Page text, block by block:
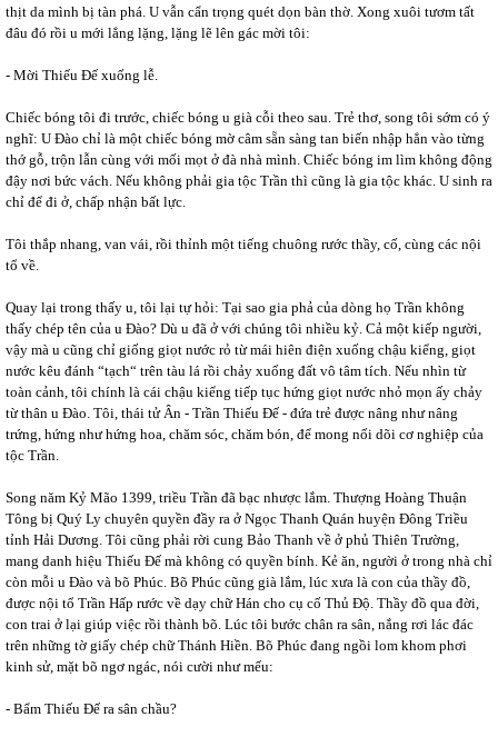
thịt da mình bị tàn phá. U vẫn cẩn trọng quét dọn bàn thờ. Xong xuôi tươm tất
đâu đó rồi u mới lẳng lặng, lặng lẽ lên gác mời tôi:
- Mời Thiếu Đế xuống lễ.
Chiếc bóng tôi đi trước, chiếc bóng u già cỗi theo sau. Trẻ thơ, song tôi sớm có ý
nghĩ: U Đào chỉ là một chiếc bóng mờ câm sẵn sàng tan biến nhập hẳn vào từng
thớ gỗ, trộn lẫn cùng với mối mọt ở đà nhà mình. Chiếc bóng im lìm không động
đậy nơi bức vách. Nếu không phải gia tộc Trần thì cũng là gia tộc khác. U sinh ra
chỉ để đi ở, chấp nhận bất lực.
Tôi thắp nhang, van vái, rồi thỉnh một tiếng chuông rước thầy, cố, cùng các nội
tổ về.
Quay lại trong thấy u, tôi lại tự hỏi: Tại sao gia phả của dòng họ Trần không
thấy chép tên của u Đào? Dù u đã ở với chúng tôi nhiều kỷ. Cả một kiếp người,
vậy mà u cũng chỉ giống giọt nước rỏ từ mái hiên điện xuống chậu kiểng, giọt
nước kêu đánh “tạch“ trên tàu lá rồi chảy xuống đất vô tâm tích. Nếu nhìn từ
toàn cảnh, tôi chính là cái chậu kiểng tiếp tục hứng giọt nước nhỏ mọn ấy chảy
từ thân u Đào. Tôi, thái tử Ân - Trần Thiếu Đế - đứa trẻ được nâng như nâng
trứng, hứng như hứng hoa, chăm sóc, chăm bón, để mong nối dõi cơ nghiệp của
tộc Trần.
Song năm Kỷ Mão 1399, triều Trần đã bạc nhược lắm. Thượng Hoàng Thuận
Tông bị Quý Ly chuyên quyền đầy ra ở Ngọc Thanh Quán huyện Đông Triều
tỉnh Hải Dương. Tôi cũng phải rời cung Bảo Thanh về ở phủ Thiên Trường,
mang danh hiệu Thiếu Đế mà không có quyền bính. Kẻ ăn, người ở trong nhà chỉ
còn mỗi u Đào và bõ Phúc. Bõ Phúc cũng già lắm, lúc xưa là con của thầy đồ,
được nội tổ Trần Hấp rước về dạy chữ Hán cho cụ cố Thủ Độ. Thầy đồ qua đời,
con trai ở lại giúp việc rồi thành bõ. Lúc tôi bước chân ra sân, nắng rơi lác đác
trên những tờ giấy chép chữ Thánh Hiền. Bõ Phúc đang ngồi lom khom phơi
kinh sử, mặt bõ ngơ ngác, nói cười như mếu:
- Bẩm Thiếu Đế ra sân chầu?